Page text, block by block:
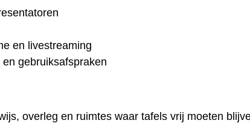
en livestreaming
gebruiksafspraken
overleg en ruimtes waar tafels vrij moeten